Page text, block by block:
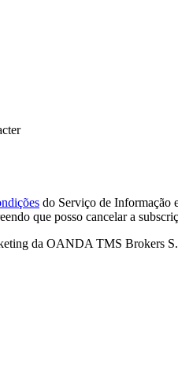
do Serviço de Informação
que posso cancelar a
da OANDA TMS Brokers